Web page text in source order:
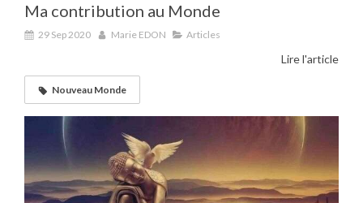
Ma contribution au Monde
29 Sep 2020 Marie EDON Articles
Lire l'article
Nouveau Monde